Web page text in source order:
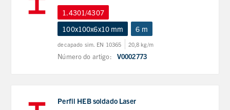
1.4301/4307
100x100x6x10 mm
6 m
decapado sim. EN 10365 20,8 kg/m
Número do artigo: V0002773
Perfil HEB soldado Laser